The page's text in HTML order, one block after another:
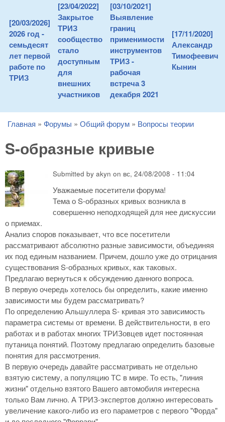
[20/03/2026]
2026 год -
семьдесят
лет первой
работе по
ТРИЗ
[23/04/2022]
Закрытое
ТРИЗ
сообщество
стало
доступным
для
внешних
участников
[03/10/2021]
Выявление
границ
применимости
инструментов
ТРИЗ -
рабочая
встреча 3
декабря 2021
[17/11/2020]
Александр
Тимофеевич
Кынин
You are here
Главная » Форумы » Общий форум » Вопросы теории
S-образные кривые
Submitted by akyn on вс, 24/08/2008 - 11:04
Уважаемые посетители форума!
Тема о S-образных кривых возникла в
совершенно неподходящей для нее дискуссии
о приемах.
Анализ споров показывает, что все посетители
рассматривают абсолютно разные зависимости, объединяя
их под единым названием. Причем, дошло уже до отрицания
существования S-образных кривых, как таковых.
Предлагаю вернуться к обсуждению данного вопроса.
В первую очередь хотелось бы определить, какие именно
зависимости мы будем рассматривать?
По определению Альшуллера S- кривая это зависимость
параметра системы от времени. В действительности, в его
работах и в работах многих ТРИЗовцев идет постоянная
путаница понятий. Поэтому предлагаю определить базовые
понятия для рассмотрения.
В первую очередь давайте рассматривать не отдельно
взятую систему, а популяцию ТС в мире. То есть, "линия
жизни" отдельно взятого Вашего автомобиля интересна
только Вам лично. А ТРИЗ-экспертов должно интересовать
увеличение какого-либо из его параметров с первого "Форда"